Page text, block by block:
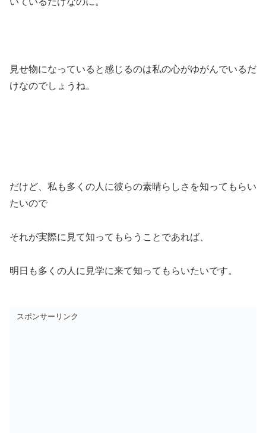
見せ物になっていると感じるのは私の心がゆがんでいるだ
けなのでしょうね。
だけど、私も多くの人に彼らの素晴らしさを知ってもらい
たいので
それが実際に見て知ってもらうことであれば、
明日も多くの人に見学に来て知ってもらいたいです。
スポンサーリンク